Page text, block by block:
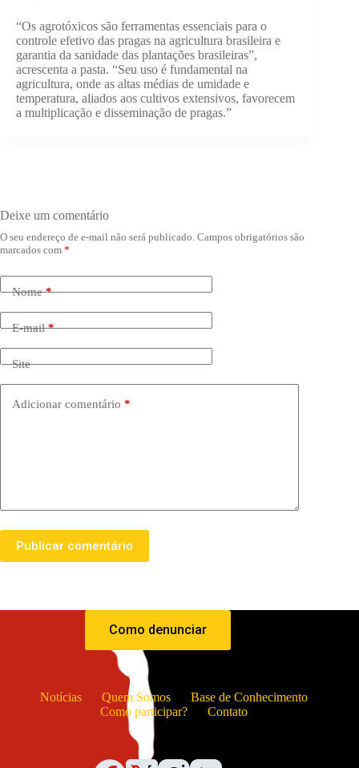
“Os agrotóxicos são ferramentas essenciais para o
controle efetivo das pragas na agricultura brasileira e
garantia da sanidade das plantações brasileiras”,
acrescenta a pasta. “Seu uso é fundamental na
agricultura, onde as altas médias de umidade e
temperatura, aliados aos cultivos extensivos, favorecem
a multiplicação e disseminação de pragas.”
Deixe um comentário
O seu endereço de e-mail não será publicado. Campos obrigatórios são
marcados com *
Nome*
E-mail*
Site
Adicionar comentário *
Publicar comentário
Como denunciar
Notícias Quem Somos
Base de Conhecimento
Como participar?
Contato